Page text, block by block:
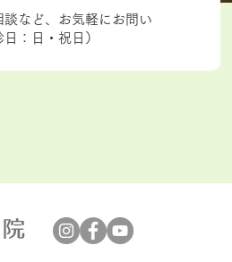
など、お気軽にお問い
日：日・祝日）